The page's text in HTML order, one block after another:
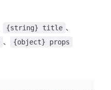
{string} title 、
、 {object} props